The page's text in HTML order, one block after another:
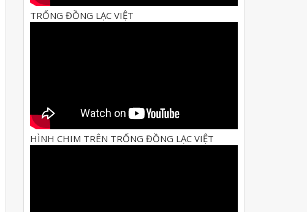
TRỐNG ĐỒNG LẠC VIỆT
HÌNH CHIM TRÊN TRỐNG ĐỒNG LẠC VIỆT